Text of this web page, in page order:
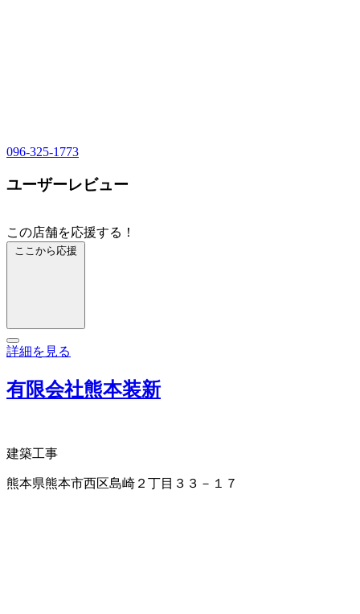
096-325-1773
ユーザーレビュー
この店舗を応援する！
ここから応援
詳細を見る
有限会社熊本装新
建築工事
熊本県熊本市西区島崎２丁目３３－１７